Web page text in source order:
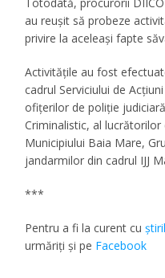
au reușit să probeze
privire la aceleași fapte
Activitățile au fost
cadrul Serviciului de
ofițerilor de poliție
Criminalistic, al
Municipiului Baia Mare,
jandarmilor din cadrul IJJ
***
Pentru a fi la curent cu
urmăriţi şi pe Facebook